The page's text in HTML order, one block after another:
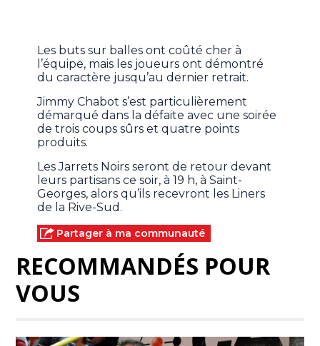
Les buts sur balles ont coûté cher à
l’équipe, mais les joueurs ont démontré
du caractère jusqu’au dernier retrait.
Jimmy Chabot s’est particulièrement
démarqué dans la défaite avec une soirée
de trois coups sûrs et quatre points
produits.
Les Jarrets Noirs seront de retour devant
leurs partisans ce soir, à 19 h, à Saint-
Georges, alors qu’ils recevront les Liners
de la Rive-Sud.
Partager à ma communauté
RECOMMANDÉS POUR
VOUS